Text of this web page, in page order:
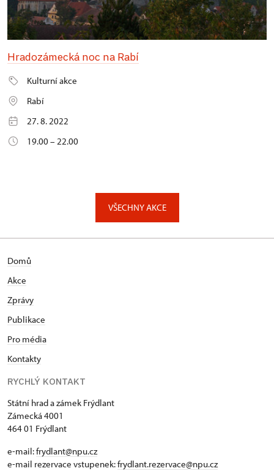
Hradozámecká noc na Rabí
Kulturní akce
Rabí
27. 8. 2022
19.00 – 22.00
VŠECHNY AKCE
Domů
Akce
Zprávy
Publikace
Pro média
Kontakty
RYCHLÝ KONTAKT
Státní hrad a zámek Frýdlant
Zámecká 4001
464 01 Frýdlant
e-mail:frydlant@npu.cz
e-mail rezervace vstupenek:frydlant.rezervace@npu.cz